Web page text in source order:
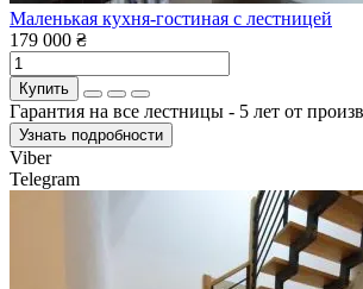
Маленькая кухня-гостиная с лестницей
179 000 ₴
Купить
Гарантия на все лестницы - 5 лет от
Узнать подробности
Viber
Telegram